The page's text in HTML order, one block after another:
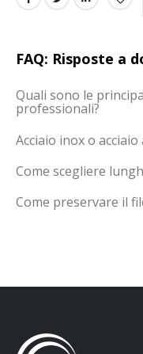
FAQ: Risposte a
Quali sono le
professionali?
Acciaio inox o
Come scegliere
Come preservare il